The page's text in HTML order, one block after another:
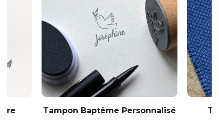
Tampon Baptême Personnalisé